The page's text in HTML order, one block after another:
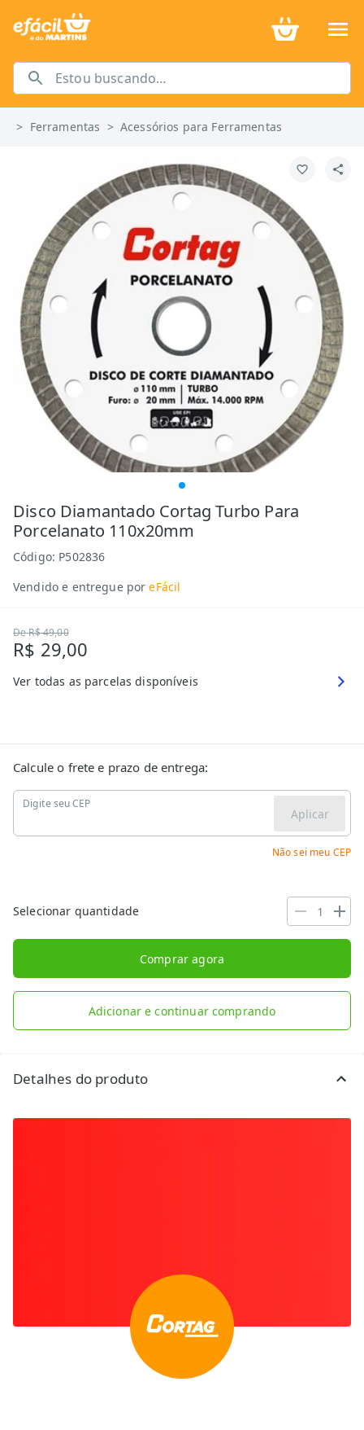
> Ferramentas >Acessórios para Ferramentas
Disco Diamantado Cortag Turbo Para
Porcelanato 110x20mm
Código: P502836
Vendido e entregue por eFácil
DeR$ 49,00
R$ 29,00
Ver todas as parcelas disponíveis
Calcule o frete e prazo de entrega:
Digite seu CEP
Aplicar
Não sei meu CEP
Selecionar quantidade
Comprar agora
Adicionar e continuar comprando
Detalhes do produto